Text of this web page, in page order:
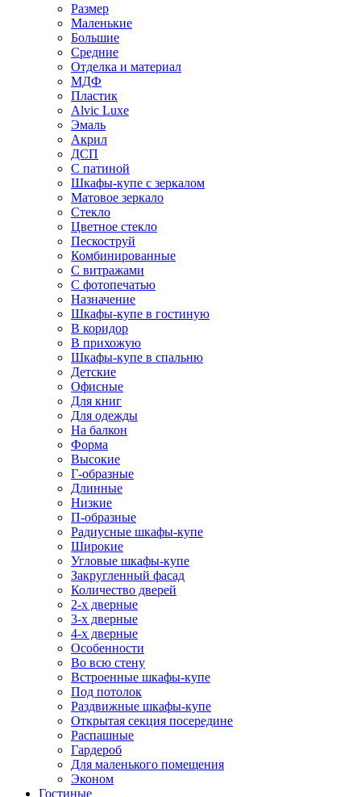
Размер
Маленькие
Большие
Средние
Отделка и материал
МДФ
Пластик
Alvic Luxe
Эмаль
Акрил
ДСП
С патиной
Шкафы-купе с зеркалом
Матовое зеркало
Стекло
Цветное стекло
Пескоструй
Комбинированные
С витражами
С фотопечатью
Назначение
Шкафы-купе в гостиную
В коридор
В прихожую
Шкафы-купе в спальню
Детские
Офисные
Для книг
Для одежды
На балкон
Форма
Высокие
Г-образные
Длинные
Низкие
П-образные
Радиусные шкафы-купе
Широкие
Угловые шкафы-купе
Закругленный фасад
Количество дверей
2-х дверные
3-х дверные
4-х дверные
Особенности
Во всю стену
Встроенные шкафы-купе
Под потолок
Раздвижные шкафы-купе
Открытая секция посередине
Распашные
Гардероб
Для маленького помещения
Эконом
Гостиные